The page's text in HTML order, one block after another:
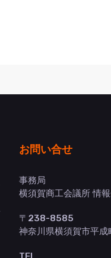
お問い合せ
事務局
横須賀商工会議所 情
〒238-8585
神奈川県横須賀市平